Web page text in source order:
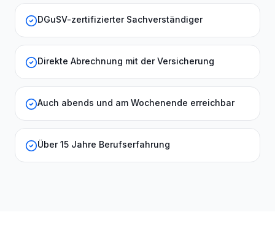
DGuSV-zertifizierter Sachverständiger
Direkte Abrechnung mit der Versicherung
Auch abends und am Wochenende erreichbar
Über 15 Jahre Berufserfahrung